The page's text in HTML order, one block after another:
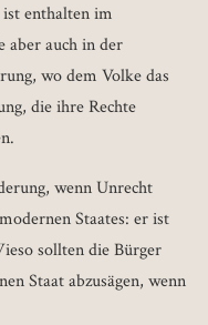
enthalten im
aber auch in der
wo dem Volke das
die ihre Rechte
wenn Unrecht
Staates: er ist
sollten die Bürger
Staat abzusägen, wenn